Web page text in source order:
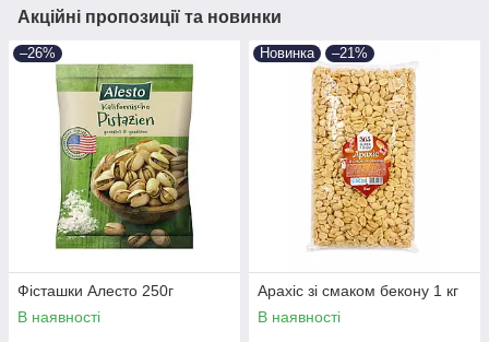
Акційні пропозиції та новинки
–26%
Фісташки Алесто 250г
В наявності
Новинка –21%
Арахіс зі смаком бекону 1 кг
В наявності